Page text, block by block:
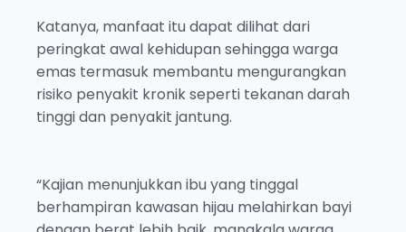
Katanya, manfaat itu dapat dilihat dari
peringkat awal kehidupan sehingga warga
emas termasuk membantu mengurangkan
risiko penyakit kronik seperti tekanan darah
tinggi dan penyakit jantung.
“Kajian menunjukkan ibu yang tinggal
berhampiran kawasan hijau melahirkan bayi